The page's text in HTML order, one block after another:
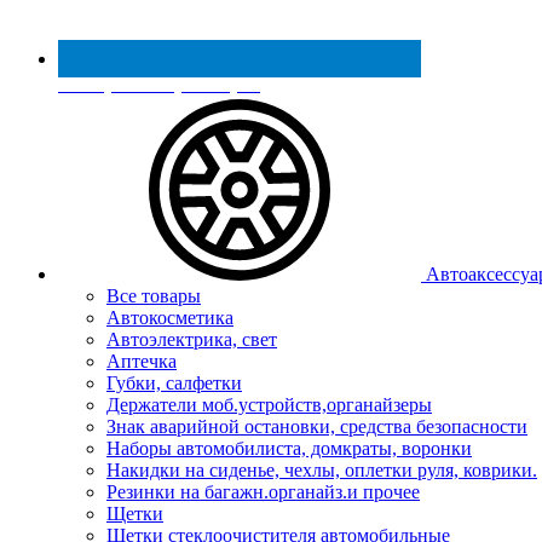
Реестр МинПромТорга
Все товары
Автокосметика
Автоэлектрика, свет
Аптечка
Губки, салфетки
Держатели моб.устройств,органайзеры
Знак аварийной остановки, средства безопасности
Наборы автомобилиста, домкраты, воронки
Накидки на сиденье, чехлы, оплетки руля, коврики.
Резинки на багажн.органайз.и прочее
Щетки
Щетки стеклоочистителя автомобильные